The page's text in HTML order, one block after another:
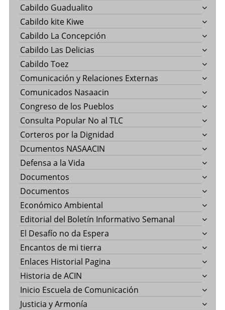
Cabildo Guadualito
Cabildo kite Kiwe
Cabildo La Concepción
Cabildo Las Delicias
Cabildo Toez
Comunicación y Relaciones Externas
Comunicados Nasaacin
Congreso de los Pueblos
Consulta Popular No al TLC
Corteros por la Dignidad
Dcumentos NASAACIN
Defensa a la Vida
Documentos
Documentos
Económico Ambiental
Editorial del Boletín Informativo Semanal
El Desafío no da Espera
Encantos de mi tierra
Enlaces Historial Pagina
Historia de ACIN
Inicio Escuela de Comunicación
Justicia y Armonía